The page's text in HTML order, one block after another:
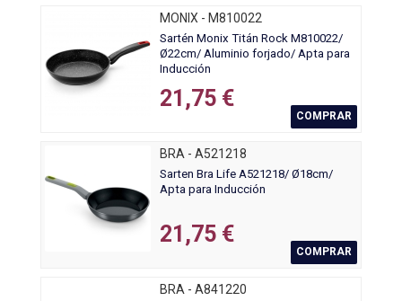
MONIX - M810022
Sartén Monix Titán Rock M810022/
Ø22cm/ Aluminio forjado/ Apta para
Inducción
21,75 €
COMPRAR
BRA - A521218
Sarten Bra Life A521218/ Ø18cm/
Apta para Inducción
21,75 €
COMPRAR
BRA - A841220